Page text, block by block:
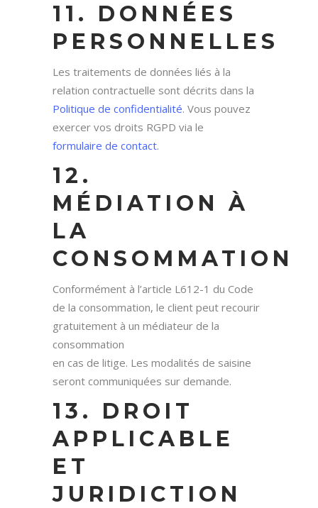
11. DONNÉES
PERSONNELLES
Les traitements de données liés à la
relation contractuelle sont décrits dans la
Politique de confidentialité. Vous pouvez
exercer vos droits RGPD via le
formulaire de contact.
12.
MÉDIATION À
LA
CONSOMMATION
Conformément à l’article L612-1 du Code
de la consommation, le client peut recourir
gratuitement à un médiateur de la
consommation
en cas de litige. Les modalités de saisine
seront communiquées sur demande.
13. DROIT
APPLICABLE
ET
JURIDICTION